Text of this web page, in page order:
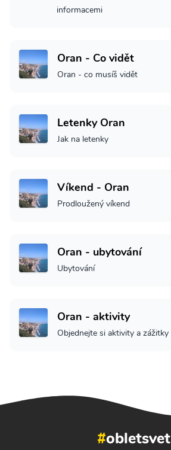
informacemi
Oran - Co vidět
Oran - co musíš vidět
Letenky Oran
Jak na letenky
Víkend - Oran
Prodloužený víkend
Oran - ubytování
Ubytování
Oran - aktivity
Objednejte si aktivity a zážitky
#obletsvet